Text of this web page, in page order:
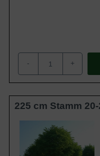
- +
225 cm Stamm